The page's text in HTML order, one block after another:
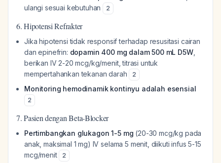
ulangi sesuai kebutuhan
2
6. Hipotensi Refrakter
Jika hipotensi tidak responsif terhadap resusitasi cairan
dan epinefrin: dopamin 400 mg dalam 500 mL D5W,
berikan IV 2-20 mcg/kg/menit, titrasi untuk
mempertahankan tekanan darah
2
Monitoring hemodinamik kontinyu adalah esensial
2
7. Pasien dengan Beta-Blocker
Pertimbangkan glukagon 1-5 mg (20-30 mcg/kg pada
anak, maksimal 1 mg) IV selama 5 menit, diikuti infus 5-15
mcg/menit
2